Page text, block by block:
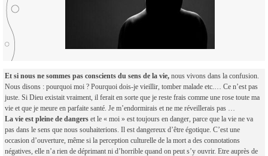
Et si nous ne sommes pas conscients du sens de la vie, nous vivons dans la confusion.
Nous disons : pourquoi moi ? Pourquoi dois-je vieillir, tomber malade etc.… Ce n’est pas
juste. Si Dieu existait vraiment, il ferait en sorte que je reste frais comme une rose toute ma
vie et que je meure en parfaite santé. Je m’endormirais et ne me réveillerais pas …
La vie est pleine de dangers et le « moi » est toujours en danger, parce que la vie ne va
pas dans le sens que nous souhaiterions. Il est dangereux d’être égotique. C’est une
occasion d’ouverture, même si la perception culturelle de la mort a des connotations
négatives, elle n’a rien de déprimant ni d’horrible quand on peut s’y ouvrir. Etre auprès de